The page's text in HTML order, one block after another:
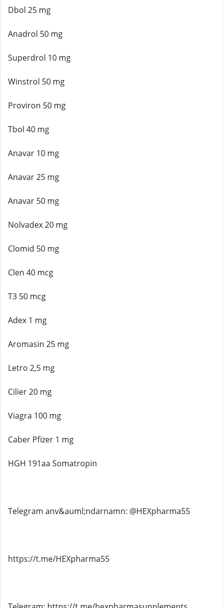
Dbol 25 mg
Anadrol 50 mg
Superdrol 10 mg
Winstrol 50 mg
Proviron 50 mg
Tbol 40 mg
Anavar 10 mg
Anavar 25 mg
Anavar 50 mg
Nolvadex 20 mg
Clomid 50 mg
Clen 40 mcg
T3 50 mcg
Adex 1 mg
Aromasin 25 mg
Letro 2,5 mg
Cilier 20 mg
Viagra 100 mg
Caber Pfizer 1 mg
HGH 191aa Somatropin
Telegram anv&auml;ndarnamn: @HEXpharma55
https://t.me/HEXpharma55